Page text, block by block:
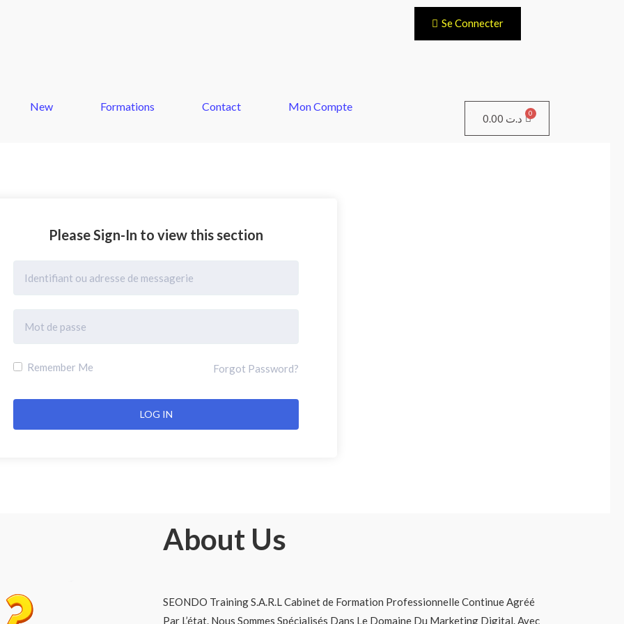
Se Connecter
New Formations Contact Mon Compte
0.00 د.ت Panier
Please Sign-In to view this section
Remember Me Forgot Password?
About Us
SEONDO Training S.A.R.L Cabinet de Formation Professionnelle Continue Agréé
Par L’état. Nous Sommes Spécialisés Dans Le Domaine Du Marketing Digital. Avec